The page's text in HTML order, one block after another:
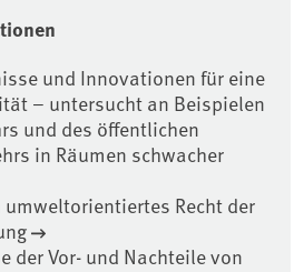
und Innovationen für eine
– untersucht an Beispielen
und des öffentlichen
in Räumen schwacher
Recht der
der Vor- und Nachteile von